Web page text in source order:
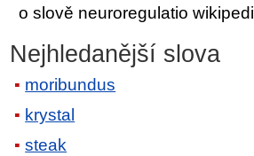
o slově neuroregulatio
Nejhledanější slova
moribundus
krystal
steak